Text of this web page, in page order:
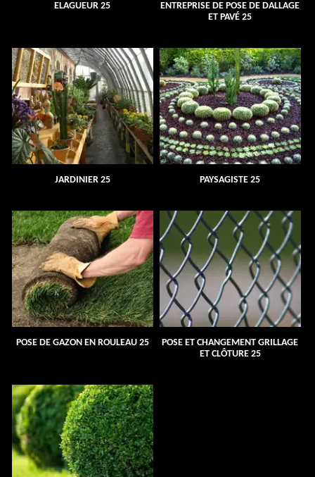
ELAGUEUR 25
ENTREPRISE DE POSE DE DALLAGE
ET PAVÉ 25
JARDINIER 25 PAYSAGISTE 25
POSE DE GAZON EN ROULEAU 25
POSE ET CHANGEMENT GRILLAGE
ET CLÔTURE 25